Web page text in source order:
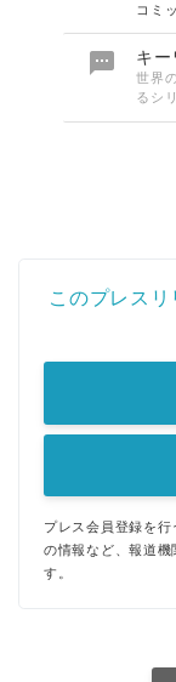
コミ
 キー
世界
るシ
このプレス
プレス会員登録を
の情報など、報道機
す。